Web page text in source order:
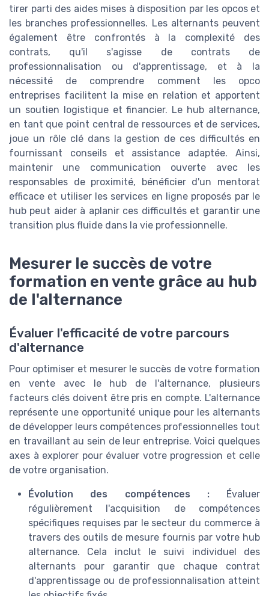
tirer parti des aides mises à disposition par les opcos et
les branches professionnelles. Les alternants peuvent
également être confrontés à la complexité des
contrats, qu'il s'agisse de contrats de
professionnalisation ou d'apprentissage, et à la
nécessité de comprendre comment les opco
entreprises facilitent la mise en relation et apportent
un soutien logistique et financier. Le hub alternance,
en tant que point central de ressources et de services,
joue un rôle clé dans la gestion de ces difficultés en
fournissant conseils et assistance adaptée. Ainsi,
maintenir une communication ouverte avec les
responsables de proximité, bénéficier d'un mentorat
efficace et utiliser les services en ligne proposés par le
hub peut aider à aplanir ces difficultés et garantir une
transition plus fluide dans la vie professionnelle.
Mesurer le succès de votre
formation en vente grâce au hub
de l'alternance
Évaluer l'efficacité de votre parcours
d'alternance
Pour optimiser et mesurer le succès de votre formation
en vente avec le hub de l'alternance, plusieurs
facteurs clés doivent être pris en compte. L'alternance
représente une opportunité unique pour les alternants
de développer leurs compétences professionnelles tout
en travaillant au sein de leur entreprise. Voici quelques
axes à explorer pour évaluer votre progression et celle
de votre organisation.
Évolution des compétences :Évaluer
régulièrement l'acquisition de compétences
spécifiques requises par le secteur du commerce à
travers des outils de mesure fournis par votre hub
alternance. Cela inclut le suivi individuel des
alternants pour garantir que chaque contrat
d'apprentissage ou de professionnalisation atteint